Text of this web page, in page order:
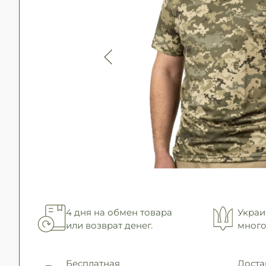
4 дня на обмен товара
или возврат денег.
Бесплатная